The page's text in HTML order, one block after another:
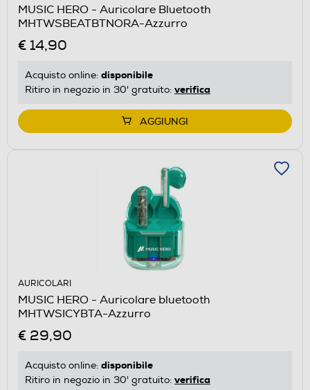
MUSIC HERO - Auricolare Bluetooth
MHTWSBEATBTNORA-Azzurro
€ 14,90
Acquisto online: disponibile
Ritiro in negozio in 30' gratuito: verifica
AGGIUNGI
AURICOLARI
MUSIC HERO - Auricolare bluetooth
MHTWSICYBTA-Azzurro
€ 29,90
Acquisto online: disponibile
Ritiro in negozio in 30' gratuito: verifica